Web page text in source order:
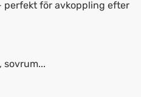
för avkoppling efter
sovrum...